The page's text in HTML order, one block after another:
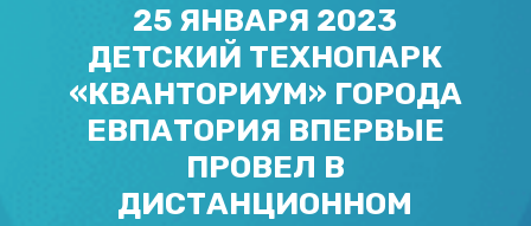
25 ЯНВАРЯ 2023
ДЕТСКИЙ ТЕХНОПАРК
«КВАНТОРИУМ» ГОРОДА
ЕВПАТОРИЯ ВПЕРВЫЕ
ПРОВЕЛ В
ДИСТАНЦИОННОМ